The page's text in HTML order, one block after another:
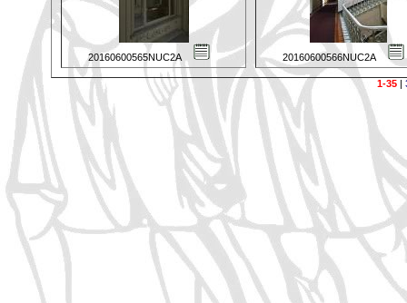
20160600565NUC2A 20160600566NUC2A
1-35|